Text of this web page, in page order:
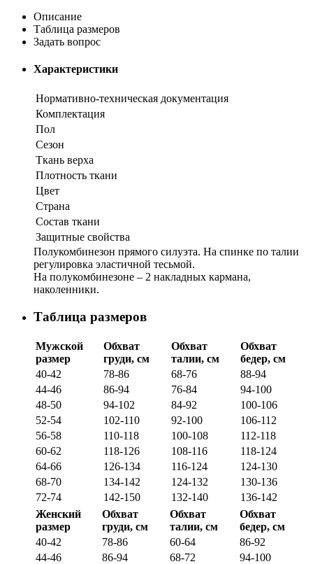
Описание
Таблица размеров
Задать вопрос
Характеристики
Нормативно-техническая документация
Комплектация
Пол
Сезон
Ткань верха
Плотность ткани
Цвет
Страна
Состав ткани
Защитные свойства
Полукомбинезон прямого силуэта. На спинке по талии
регулировка эластичной тесьмой.
На полукомбинезоне – 2 накладных кармана,
наколенники.
Таблица размеров
Мужской
размер
Обхват
груди, см
Обхват
талии, см
Обхват
бедер, см
40-42
78-86 68-76
88-94
44-46
86-94 76-84
94-100
48-50
94-102 84-92
100-106
52-54
102-110 92-100
106-112
56-58
110-118 100-108
112-118
60-62
118-126 108-116
118-124
64-66
126-134 116-124
124-130
68-70
134-142 124-132
130-136
72-74
142-150 132-140
136-142
Женский
размер
Обхват
груди, см
Обхват
талии, см
Обхват
бедер, см
40-42
78-86 60-64
86-92
44-46
86-94 68-72
94-100